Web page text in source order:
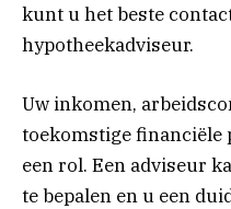
kunt u het beste
hypotheekadviseur.
Uw inkomen,
toekomstige financiële
een rol. Een adviseur
te bepalen en u een